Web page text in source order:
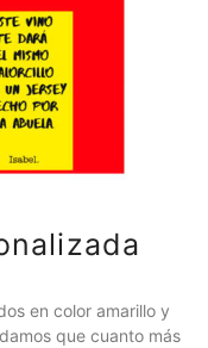
en color amarillo y
que cuanto más